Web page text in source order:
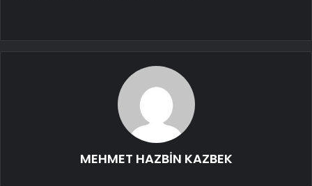
MEHMET HAZBİN KAZBEK